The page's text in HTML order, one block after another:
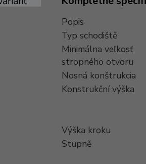
Popis
Typ schodiště
Minimálna veľkosť
stropného otvoru
Nosná konštrukcia
Konstrukční výška
Výška kroku
Stupně